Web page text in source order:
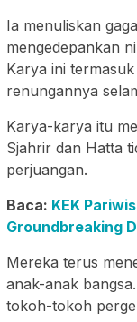
Ia menuliskan
mengedepankan
Karya ini
renungannya
Karya-karya itu
Sjahrir dan Hatta
perjuangan.
Baca: KEK
Groundbreaking
Mereka terus
anak-anak
tokoh-tokoh